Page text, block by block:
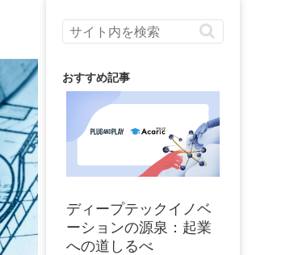
おすすめ記事
ディープテックイノベ
ーションの源泉：起業
への道しるべ